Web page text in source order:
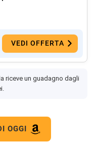
VEDI OFFERTA
riceve un guadagno dagli
OGGI